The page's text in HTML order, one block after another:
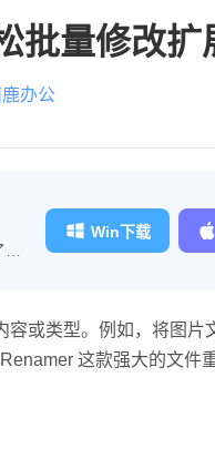
批量修改扩
办公
Win下载
或类型。例如，将图片
这款强大的文件